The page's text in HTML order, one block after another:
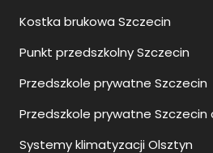
Kostka brukowa Szczecin
Punkt przedszkolny Szczecin
Przedszkole prywatne Szczecin
Przedszkole prywatne Szczecin
Systemy klimatyzacji Olsztyn